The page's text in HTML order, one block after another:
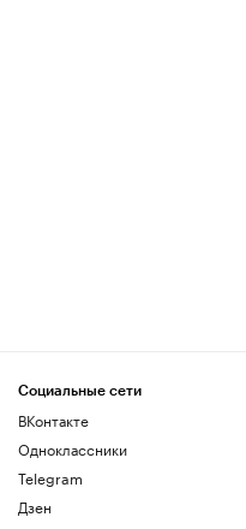
Социальные сети
ВКонтакте
Одноклассники
Telegram
Дзен